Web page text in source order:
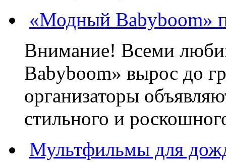
«Модный Babyboom»
Внимание! Всеми
Babyboom» вырос до
организаторы
стильного и
Мультфильмы для